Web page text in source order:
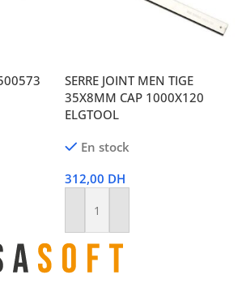
SERRE JOINT MEN TIGE
35X8MM CAP 1000X120
ELGTOOL
En stock
312,00 DH
Ajouter Au Panier